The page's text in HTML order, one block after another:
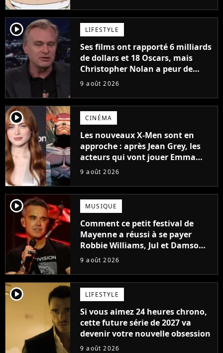
player2 LIFESTYLE
Ses films ont rapporté 6 milliards
de dollars et 18 Oscars, mais
Christopher Nolan a peur de
tourner un genre de films très
9 août 2026
player2 CINÉMA
Les nouveaux X-Men sont en
approche : après Jean Grey, les
acteurs qui vont jouer Emma
Frost et Cyclope trouvés !
9 août 2026
player2 MUSIQUE
Comment ce petit festival de
Mayenne a réussi à se payer
Robbie Williams, Jul et Damso
cette année ?
9 août 2026
player2 LIFESTYLE
Si vous aimez 24 heures chrono,
cette future série de 2027 va
devenir votre nouvelle obsession
9 août 2026